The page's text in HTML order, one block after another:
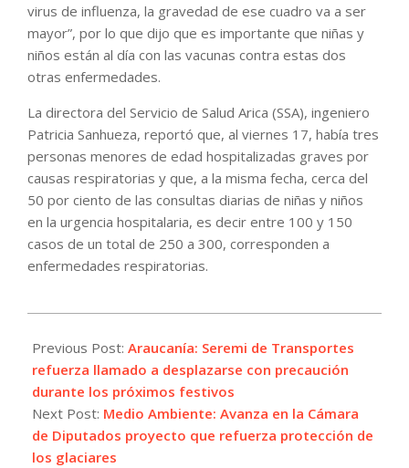
virus de influenza, la gravedad de ese cuadro va a ser
mayor”, por lo que dijo que es importante que niñas y
niños están al día con las vacunas contra estas dos
otras enfermedades.
La directora del Servicio de Salud Arica (SSA), ingeniero
Patricia Sanhueza, reportó que, al viernes 17, había tres
personas menores de edad hospitalizadas graves por
causas respiratorias y que, a la misma fecha, cerca del
50 por ciento de las consultas diarias de niñas y niños
en la urgencia hospitalaria, es decir entre 100 y 150
casos de un total de 250 a 300, corresponden a
enfermedades respiratorias.
06-
18
Previous Post: Araucanía: Seremi de Transportes
refuerza llamado a desplazarse con precaución
durante los próximos festivos
Next Post: Medio Ambiente: Avanza en la Cámara
de Diputados proyecto que refuerza protección de
los glaciares